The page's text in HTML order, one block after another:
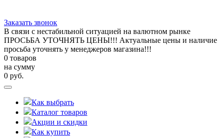
Заказать звонок
В связи с нестабильной ситуацией на валютном рынке
ПРОСЬБА УТОЧНЯТЬ ЦЕНЫ!!! Актуальные цены и наличие
просьба уточнять у менеджеров магазина!!!
0 товаров
на сумму
0 руб.
Как выбрать
Каталог товаров
Акции и скидки
Как купить